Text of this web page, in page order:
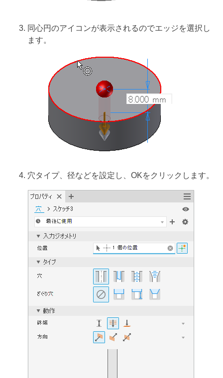
同心円のアイコンが表示されるのでエッジを選択し
ます。
穴タイプ、径などを設定し、OKをクリックします。